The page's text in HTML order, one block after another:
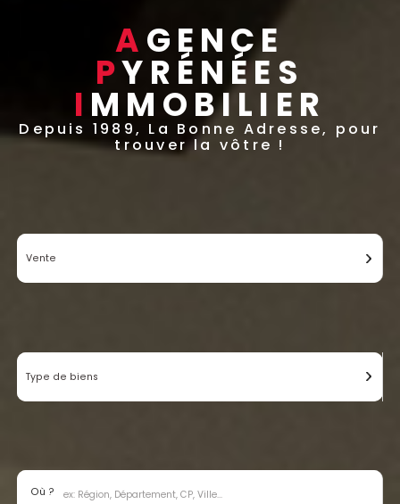
AGENCE
PYRÉNÉES
I MMOBILIER
Depuis 1989, La Bonne Adresse, pour
trouver la vôtre !
Vente
Type de biens
Où ?